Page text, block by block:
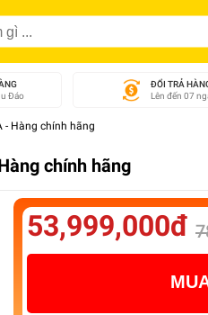
Đáo
ĐỔI TRẢ
Lên đến 07
- Hàng chính hãng
chính hãng
53,999,000đ